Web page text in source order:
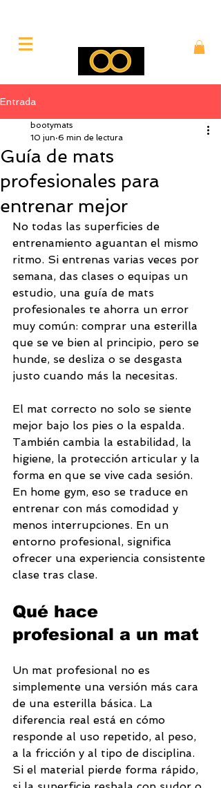
Entrada
Guía de mats
profesionales para
entrenar mejor
bootymats
10 jun 6 min de lectura
No todas las superficies de
entrenamiento aguantan el mismo
ritmo. Si entrenas varias veces por
semana, das clases o equipas un
estudio, una guía de mats
profesionales te ahorra un error
muy común: comprar una esterilla
que se ve bien al principio, pero se
hunde, se desliza o se desgasta
justo cuando más la necesitas.
El mat correcto no solo se siente
mejor bajo los pies o la espalda.
También cambia la estabilidad, la
higiene, la protección articular y la
forma en que se vive cada sesión.
En home gym, eso se traduce en
entrenar con más comodidad y
menos interrupciones. En un
entorno profesional, significa
ofrecer una experiencia consistente
clase tras clase.
Qué hace
profesional a un mat
Un mat profesional no es
simplemente una versión más cara
de una esterilla básica. La
diferencia real está en cómo
responde al uso repetido, al peso,
a la fricción y al tipo de disciplina.
Si el material pierde forma rápido,